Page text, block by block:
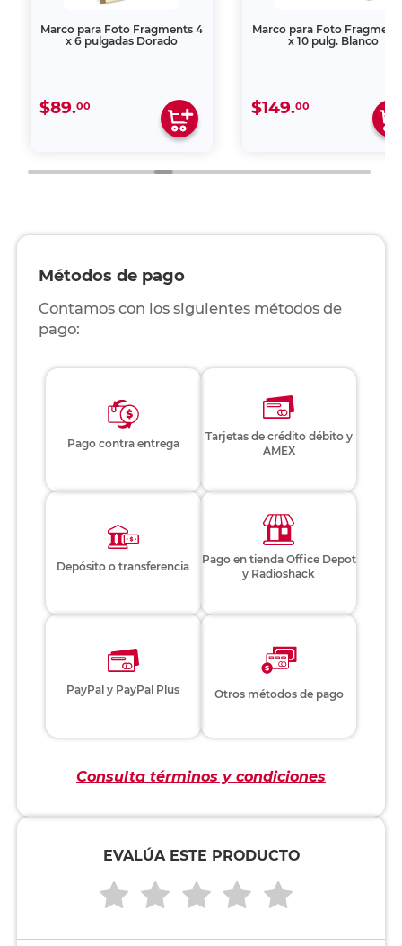
Marco para Foto Fragments 4
x 6 pulgadas Dorado
$89.00
Marco para Foto
x 10 pulg. Blanco
$149.00
Métodos de pago
Contamos con los siguientes métodos de
pago:
Pago contra entrega
Tarjetas de crédito débito y
AMEX
Depósito o transferencia
Pago en tienda Office Depot
y Radioshack
PayPal y PayPal Plus Otros métodos de pago
Consulta términos y condiciones
EVALÚA ESTE PRODUCTO